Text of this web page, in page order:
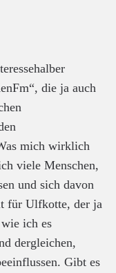
die ja auch
mich wirklich
viele Menschen,
und sich davon
für Ulfkotte, der ja
ich es
dergleichen,
Gibt es